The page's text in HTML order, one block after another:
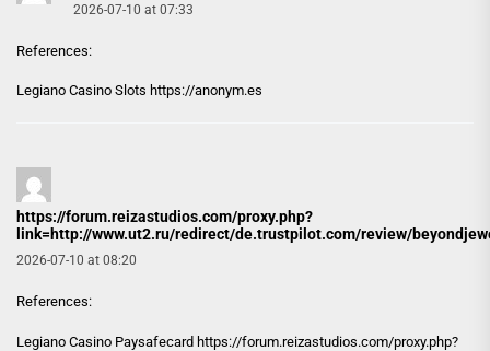
2026-07-10 at 07:33
References:
Legiano Casino Slots https://anonym.es
https://forum.reizastudios.com/proxy.php?
link=http://www.ut2.ru/redirect/de.trustpilot.com/review/
2026-07-10 at 08:20
References:
Legiano Casino Paysafecard https://forum.reizastudios.com/proxy.php?